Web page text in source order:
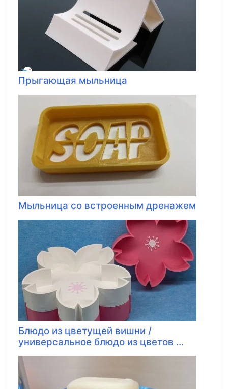
Прыгающая мыльница
Мыльница со встроенным дренажем
Блюдо из цветущей вишни /
универсальное блюдо из цветов ...